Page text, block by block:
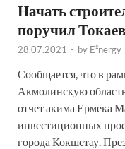
Начать
поручил Токаев
28.07.2021 - by E²nergy
Сообщается, что в
Акмолинскую
отчет акима Ермека
инвестиционных
города Кокшетау.